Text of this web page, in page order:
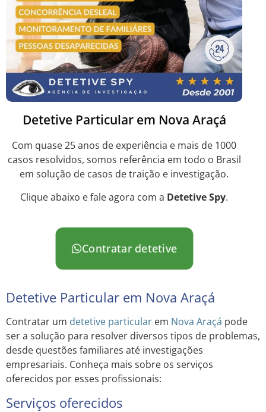
Detetive Particular em Nova Araçá
Com quase 25 anos de experiência e mais de 1000
casos resolvidos, somos referência em todo o Brasil
em solução de casos de traição e investigação.
Clique abaixo e fale agora com a Detetive Spy.
Contratar detetive
Detetive Particular em Nova Araçá
Contratar um detetive particular em Nova Araçá pode
ser a solução para resolver diversos tipos de problemas,
desde questões familiares até investigações
empresariais. Conheça mais sobre os serviços
oferecidos por esses profissionais:
Serviços oferecidos